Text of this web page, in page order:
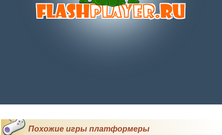
Похожие игры платформеры